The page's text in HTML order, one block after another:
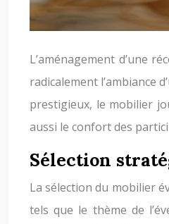
L’aménagement d’une
radicalement l’ambiance
prestigieux, le mobilier
aussi le confort des
Sélection
La sélection du mobilier
tels que le thème de